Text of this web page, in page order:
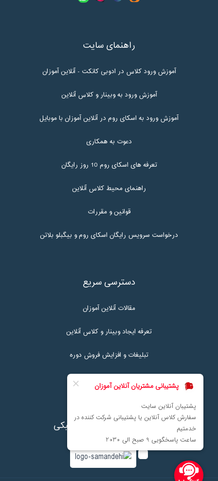
راهنمای سایت
آموزش ورود کلاس در ادوبی کانکت - آنلاین آموزان
آموزش ورود به وبینار و کلاس آنلاین
آموزش ورود به اسکای روم در آنلاین آموزان با موبایل
دعوت به همکاری
تعرفه های اسکای روم 10 روز رایگان
راهنمای محیط کلاس آنلاین
قوانین و مقررات
درخواست سرویس رایگان اسکای روم و بیگبلو بلاتن
دسترسی سریع
مقالات آنلاین آموزان
تعرفه ایجاد وبینار و کلاس آنلاین
تبلیغات و افزایش فروش دوره
نماد اعتماد پرداخت الکترونیکی